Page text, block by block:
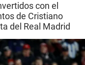
con el
de Cristiano
del Real Madrid